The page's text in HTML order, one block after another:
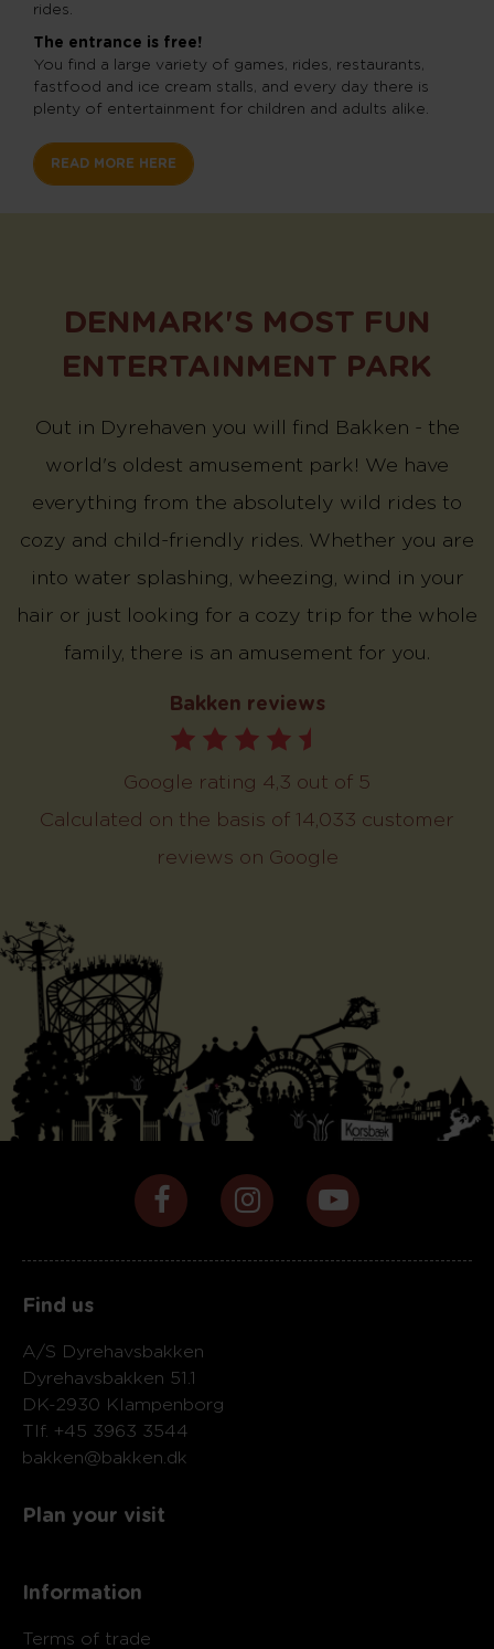
rides.
The entrance is free!
You find a large variety of games, rides, restaurants,
fastfood and ice cream stalls, and every day there is
plenty of entertainment for children and adults alike.
READ MORE HERE
DENMARK'S MOST FUN
ENTERTAINMENT PARK
Out in Dyrehaven you will find Bakken - the
world's oldest amusement park! We have
everything from the absolutely wild rides to
cozy and child-friendly rides. Whether you are
into water splashing, wheezing, wind in your
hair or just looking for a cozy trip for the whole
family, there is an amusement for you.
Bakken reviews
Google rating 4,3 out of 5
Calculated on the basis of 14,033 customer
reviews on Google
Find us
A/S Dyrehavsbakken
Dyrehavsbakken 51.1
DK-2930 Klampenborg
Tlf. +45 3963 3544
bakken@bakken.dk
Plan your visit
Information
Terms of trade